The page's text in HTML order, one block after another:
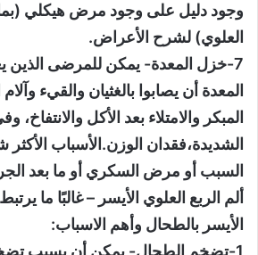
وجود دليل على وجود مرض هيكلي (بما
العلوي) لشرح الأعراض.
7-خزل المعدة- يمكن للمرضى الذين
المعدة أن يصابوا بالغثيان والقيء
المبكر والامتلاء بعد الأكل والانتفاخ،
الشديدة،فقدان الوزن.الأسباب
السبب أو مرض السكري أو ما بعد
ألم الربع العلوي الأيسر – غالبًا ما
الأيسر بالطحال وأهم الاسباب:
1-تضخم الطحال- يمكن أن يسبب